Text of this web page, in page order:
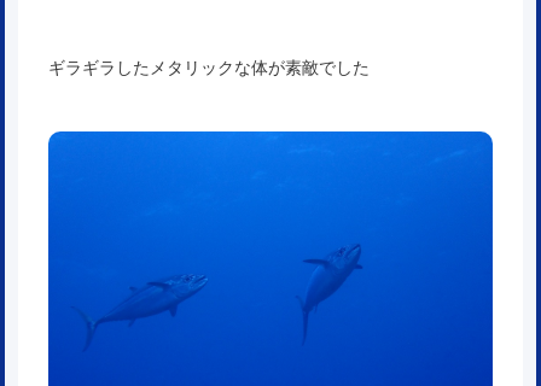
ギラギラしたメタリックな体が素敵でした